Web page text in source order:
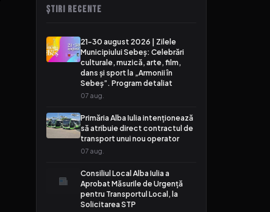
ȘTIRI RECENTE
21-30 august 2026 | Zilele
Municipiului Sebeș: Celebrări
culturale, muzică, arte, film,
dans și sport la „Armonii în
Sebeș”. Program detaliat
07 aug.
Primăria Alba Iulia intenționează
să atribuie direct contractul de
transport unui nou operator
07 aug.
Consiliul Local Alba Iulia a
Aprobat Măsurile de Urgență
pentru Transportul Local, la
Solicitarea STP